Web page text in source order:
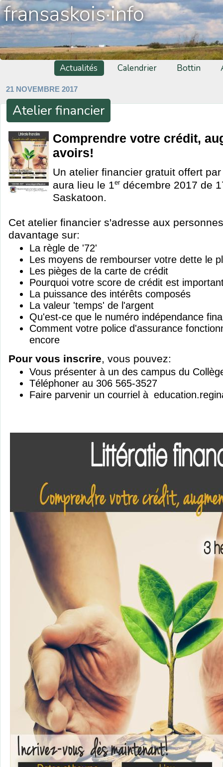
fransaskois·info
Actualités Calendrier Bottin
21 NOVEMBRE 2017
Atelier financier
Comprendre votre crédit,
avoirs!
Un atelier financier gratuit offert
aura lieu le 1erdécembre 2017 de
Saskatoon.
Cet atelier financier s'adresse aux
davantage sur:
La règle de '72'
Les moyens de rembourser votre dette le
Les pièges de la carte de crédit
Pourquoi votre score de crédit est
La puissance des intérêts composés
La valeur 'temps' de l'argent
Qu'est-ce que le numéro indépendance
Comment votre police d'assurance
encore
Pour vous inscrire, vous pouvez:
Vous présenter à un des campus du
Téléphoner au 306 565-3527
Faire parvenir un courriel à